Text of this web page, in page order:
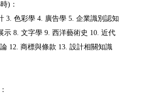
)：
3. 色彩學 4. 廣告學 5. 企業識別認知
示 8. 文字學 9. 西洋藝術史 10. 近代
12. 商標與條款 13. 設計相關知識